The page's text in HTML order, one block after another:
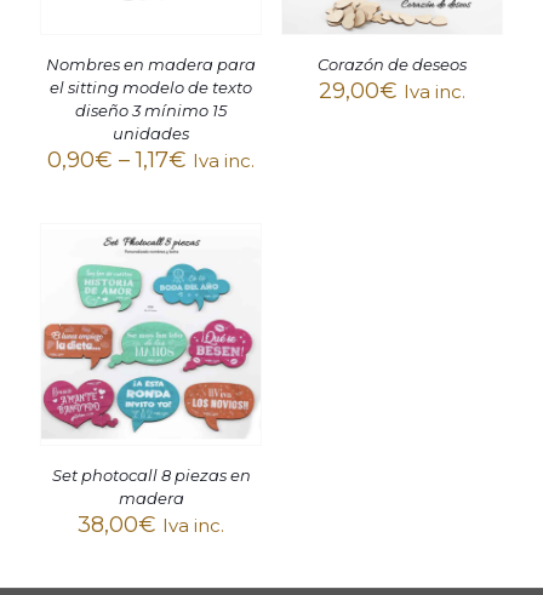
Nombres en madera para
el sitting modelo de texto
diseño 3 mínimo 15
unidades
0,90€ –1,17€ Iva inc.
Corazón de deseos
29,00€ Iva inc.
Set photocall 8 piezas en
madera
38,00€ Iva inc.